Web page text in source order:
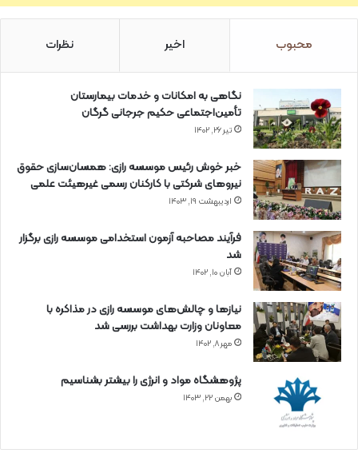
محبوب اخیر نظرات
نگاهی به امکانات و خدمات بیمارستان
تأمین‌اجتماعی حکیم جرجانی گرگان
تیر ۲۶, ۱۴۰۲
خبر خوش رئیس موسسه رازی: همسان‌سازی حقوق
نیروهای شرکتی با کارکنان رسمی غیرهیئت علمی
اردیبهشت ۱۹, ۱۴۰۳
فرآیند مصاحبه آزمون استخدامی موسسه رازی برگزار
شد
آبان ۱۰, ۱۴۰۲
نیازها و چالش‌های موسسه رازی در مذاکره با
معاونان وزارت بهداشت بررسی شد
مهر ۸, ۱۴۰۲
پژوهشگاه مواد و انرژی را بیشتر بشناسیم
بهمن ۲۲, ۱۴۰۳